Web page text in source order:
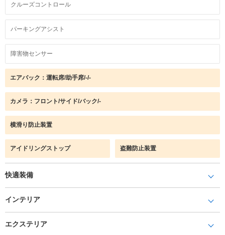
クルーズコントロール
パーキングアシスト
障害物センサー
エアバック：運転席/助手席/-/-
カメラ：フロント/サイド/バック/-
横滑り防止装置
アイドリングストップ 盗難防止装置
快適装備
インテリア
エクステリア